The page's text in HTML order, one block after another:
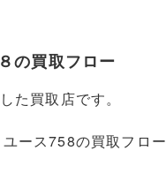
の買取フロー
た買取店です。
ース758の買取フロー